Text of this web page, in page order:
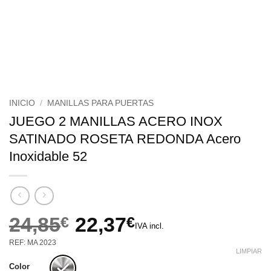
INICIO / MANILLAS PARA PUERTAS
JUEGO 2 MANILLAS ACERO INOX
SATINADO ROSETA REDONDA Acero
Inoxidable 52
24,85€
El
precio
original
22,37€
El
precio
actual
IVA incl.
REF: MA 2023
Color
LIMPIAR